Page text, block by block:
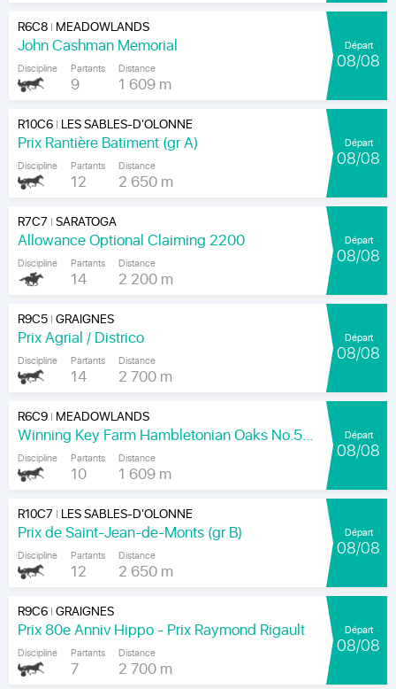
R6C8| MEADOWLANDS
John Cashman Memorial
Discipline Partants
9
Distance
1 609 m
Départ
08/08
R10C6| LES SABLES-D'OLONNE
Prix Rantière Batiment (gr A)
Discipline Partants
12
Distance
2 650 m
Départ
08/08
R7C7 |SARATOGA
Allowance Optional Claiming 2200
Discipline Partants
14
Distance
2 200 m
Départ
08/08
R9C5|GRAIGNES
Prix Agrial / Districo
Discipline Partants
14
Distance
2 700 m
Départ
08/08
R6C9| MEADOWLANDS
Winning Key Farm Hambletonian Oaks No.56 - Final
Discipline Partants
10
Distance
1 609 m
Départ
08/08
R10C7 | LES SABLES-D'OLONNE
Prix de Saint-Jean-de-Monts (gr B)
Discipline Partants
12
Distance
2 650 m
Départ
08/08
R9C6|GRAIGNES
Prix 80e Anniv Hippo - Prix Raymond Rigault
Discipline Partants
7
Distance
2 700 m
Départ
08/08